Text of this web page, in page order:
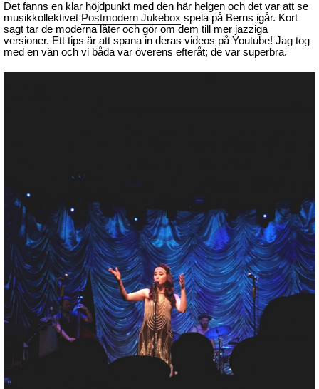
Det fanns en klar höjdpunkt med den här helgen och det var att se
musikkollektivet Postmodern Jukebox spela på Berns igår. Kort
sagt tar de moderna låter och gör om dem till mer jazziga
versioner. Ett tips är att spana in deras videos på Youtube! Jag tog
med en vän och vi båda var överens efteråt; de var superbra.